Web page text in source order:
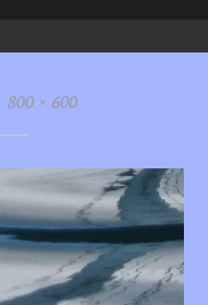
800 × 600